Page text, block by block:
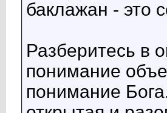
баклажан - это
Разберитесь в
понимание
понимание